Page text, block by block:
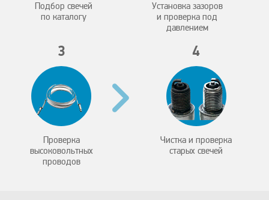
Подбор свечей
по каталогу
Установка зазоров
и проверка под
давлением
3
Проверка
высоковольтных
проводов
4
Чистка и проверка
старых свечей